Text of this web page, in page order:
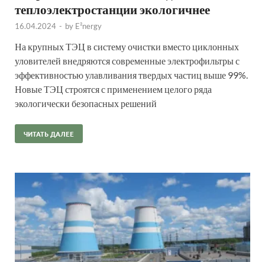
теплоэлектростанции экологичнее
16.04.2024 - by E²nergy
На крупных ТЭЦ в систему очистки вместо циклонных
уловителей внедряются современные электрофильтры с
эффективностью улавливания твердых частиц выше 99%.
Новые ТЭЦ строятся с применением целого ряда
экологически безопасных решений
ЧИТАТЬ ДАЛЕЕ